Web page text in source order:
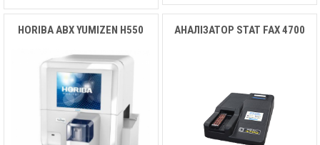
HORIBA ABX YUMIZEN H550 АНАЛІЗАТОР STAT FAX 4700